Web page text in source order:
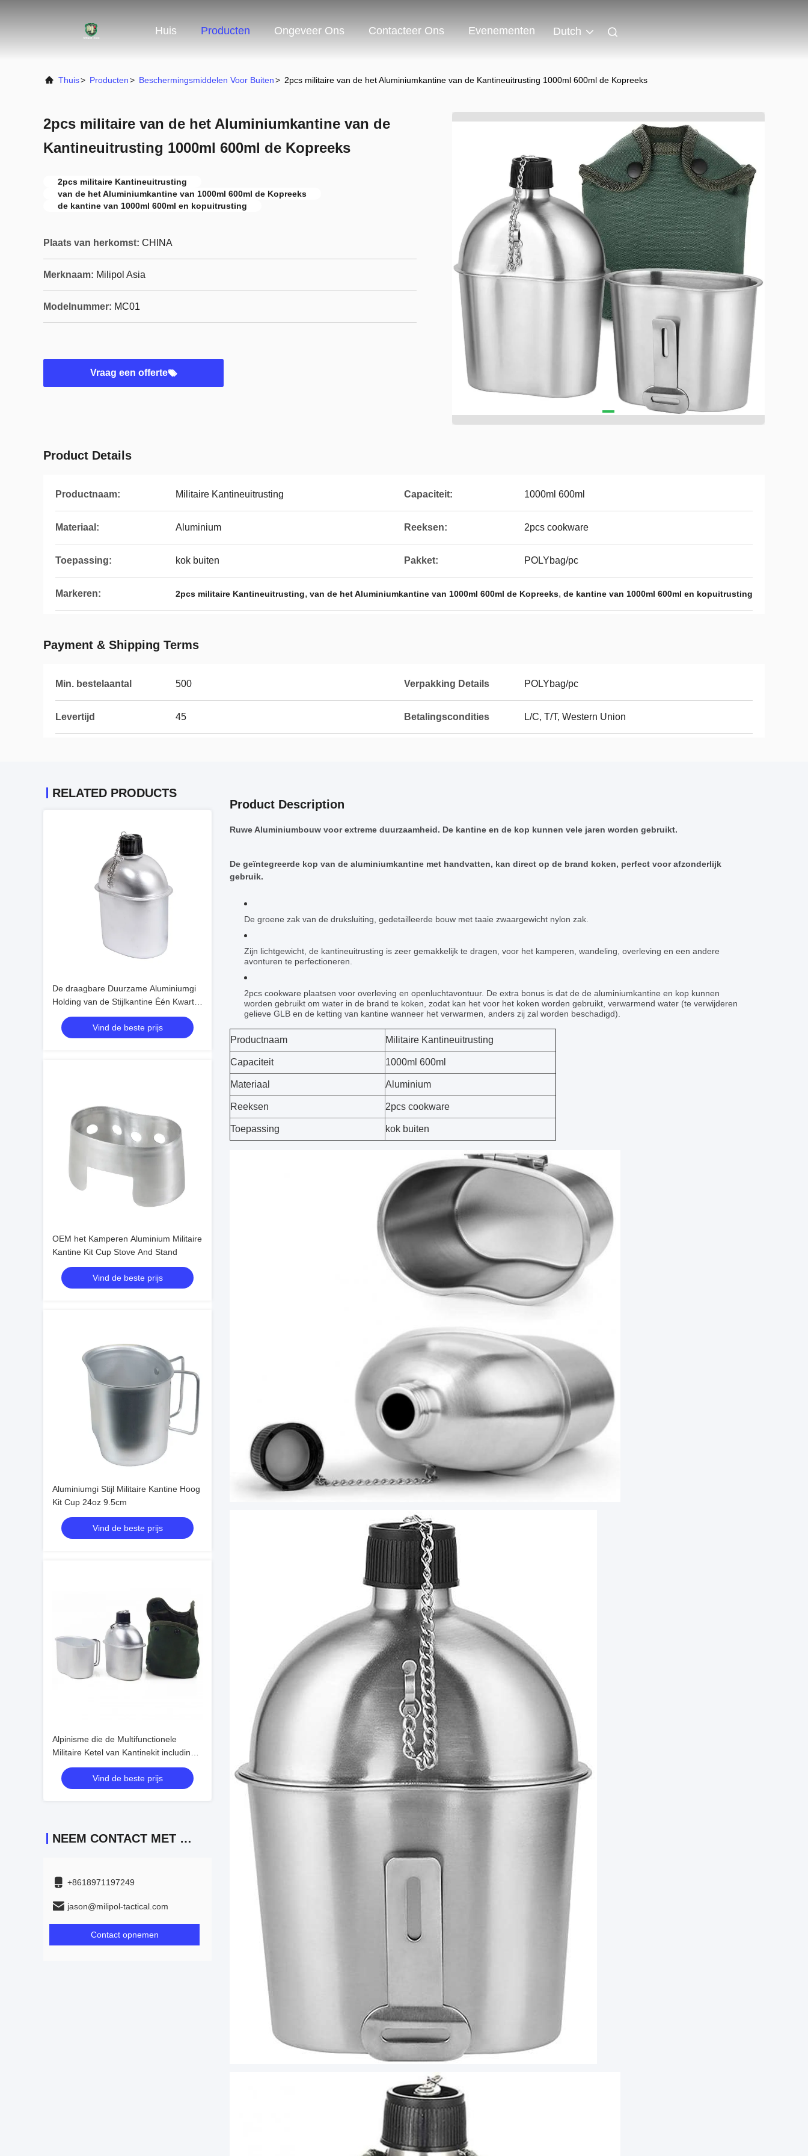
Huis Producten Ongeveer Ons Contacteer Ons Evenementen Dutch
Thuis> Producten> Beschermingsmiddelen Voor Buiten> 2pcs militaire van de het Aluminiumkantine van de Kantineuitrusting 1000ml 600ml de Kopreeks
2pcs militaire van de het Aluminiumkantine van de
Kantineuitrusting 1000ml 600ml de Kopreeks
2pcs militaire Kantineuitrusting
van de het Aluminiumkantine van 1000ml 600ml de Kopreeks
de kantine van 1000ml 600ml en kopuitrusting
Plaats van herkomst: CHINA
Merknaam: Milipol Asia
Modelnummer: MC01
Vraag een offerte
Product Details
Productnaam: Militaire Kantineuitrusting Capaciteit: 1000ml 600ml
Materiaal: Aluminium Reeksen: 2pcs cookware
Toepassing: kok buiten Pakket: POLYbag/pc
Markeren: 2pcs militaire Kantineuitrusting, van de het Aluminiumkantine van 1000ml 600ml de Kopreeks, de kantine van 1000ml 600ml en kopuitrusting
Payment & Shipping Terms
Min. bestelaantal 500 Verpakking Details POLYbag/pc
Levertijd 45 Betalingscondities L/C, T/T, Western Union
RELATED PRODUCTS
De draagbare Duurzame Aluminiumgi
Holding van de Stijlkantine Één Kwart
gallon
Vind de beste prijs
OEM het Kamperen Aluminium Militaire
Kantine Kit Cup Stove And Stand
Vind de beste prijs
Aluminiumgi Stijl Militaire Kantine Hoog
Kit Cup 24oz 9.5cm
Vind de beste prijs
Alpinisme die de Multifunctionele
Militaire Ketel van Kantinekit including
cups bottle bowl wandelen
Vind de beste prijs
NEEM CONTACT MET ONS OP
+8618971197249
jason@milipol-tactical.com
Contact opnemen
Product Description
Ruwe Aluminiumbouw voor extreme duurzaamheid. De kantine en de kop kunnen vele jaren worden gebruikt.
De geïntegreerde kop van de aluminiumkantine met handvatten, kan direct op de brand koken, perfect voor afzonderlijk
gebruik.
De groene zak van de druksluiting, gedetailleerde bouw met taaie zwaargewicht nylon zak.
Zijn lichtgewicht, de kantineuitrusting is zeer gemakkelijk te dragen, voor het kamperen, wandeling, overleving en een andere
avonturen te perfectioneren.
2pcs cookware plaatsen voor overleving en openluchtavontuur. De extra bonus is dat de de aluminiumkantine en kop kunnen
worden gebruikt om water in de brand te koken, zodat kan het voor het koken worden gebruikt, verwarmend water (te verwijderen
gelieve GLB en de ketting van kantine wanneer het verwarmen, anders zij zal worden beschadigd).
Productnaam Militaire Kantineuitrusting
Capaciteit 1000ml 600ml
Materiaal Aluminium
Reeksen 2pcs cookware
Toepassing kok buiten